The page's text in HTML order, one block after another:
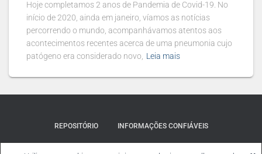
Hoje completamos 2 anos de Pandemia de Covid-19. No
início de 2020, ainda em janeiro, víamos as notícias
percorrendo o mundo, acompanhávamos atentos aos
acontecimentos recentes acerca de uma pneumonia cujo
patógeno era considerado novo,
Leia mais
REPOSITÓRIO INFORMAÇÕES CONFIÁVEIS